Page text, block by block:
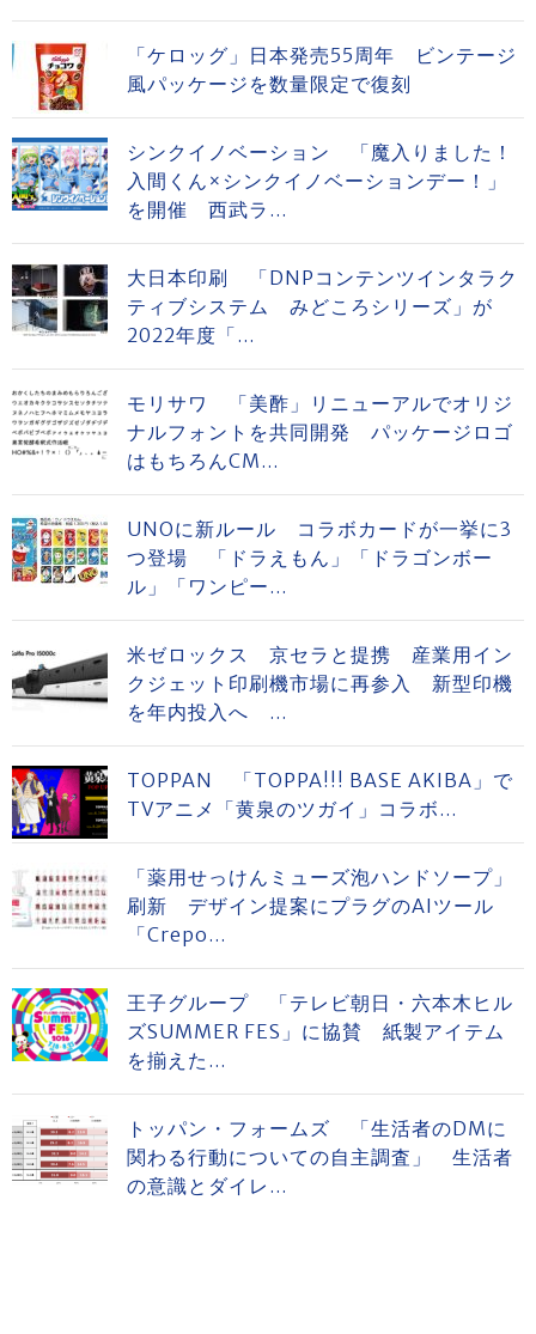
「ケロッグ」日本発売55周年 ビンテージ
風パッケージを数量限定で復刻
シンクイノベーション 「魔入りました！
入間くん×シンクイノベーションデー！」
を開催 西武ラ...
大日本印刷 「DNPコンテンツインタラク
ティブシステム みどころシリーズ」が
2022年度「...
モリサワ 「美酢」リニューアルでオリジ
ナルフォントを共同開発 パッケージロゴ
はもちろんCM...
UNOに新ルール コラボカードが一挙に3
つ登場 「ドラえもん」「ドラゴンボー
ル」「ワンピー...
米ゼロックス 京セラと提携 産業用イン
クジェット印刷機市場に再参入 新型印機
を年内投入へ ...
TOPPAN 「TOPPA!!! BASE AKIBA」で
TVアニメ「黄泉のツガイ」コラボ...
「薬用せっけんミューズ泡ハンドソープ」
刷新 デザイン提案にプラグのAIツール
「Crepo...
王子グループ 「テレビ朝日・六本木ヒル
ズSUMMER FES」に協賛 紙製アイテム
を揃えた...
トッパン・フォームズ 「生活者のDMに
関わる行動についての自主調査」 生活者
の意識とダイレ...